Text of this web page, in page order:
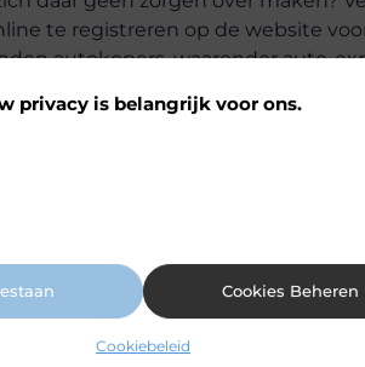
privacy is belangrijk voor ons.
Cookies Beheren
Cookiebeleid
te registreren op de website
autokopers, waaronder auto-
gebruikte auto’s. Het
grens meer diensten levert.
auto voorstellen!